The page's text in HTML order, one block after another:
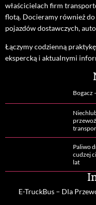
właścicielach firm
flotą. Docieramy również
pojazdów dostawczych,
Łączymy codzienną
ekspercką i aktualnymi
Bogacz
Paliwo
cudzej
lat
E-TruckBus – Dla